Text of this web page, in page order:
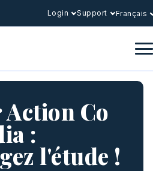
Login Support Français
Co
:
l'étude !